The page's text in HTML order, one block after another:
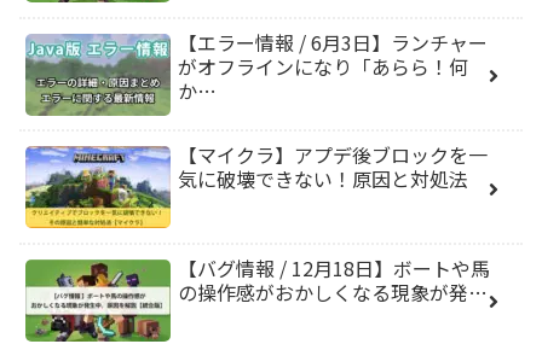
【エラー情報 / 6月3日】ランチャー
がオフラインになり「あらら！何
か…
【マイクラ】アプデ後ブロックを一
気に破壊できない！原因と対処法
【バグ情報 / 12月18日】ボートや馬
の操作感がおかしくなる現象が発…